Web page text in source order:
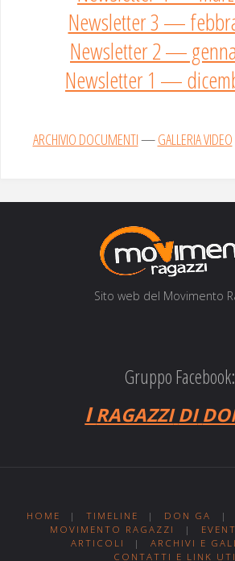
Newsletter 3 —
Newsletter 2 —
Newsletter 1 —
ARCHIVIO DOCUMENTI—GALLERIA VIDEO
Sito web del Movi­men­to
Gruppo Facebook:
IRAGAZZI DI
HOME | TIMELINE | DON GA |
MOVIMENTO RAGAZZI
|
ARTICOLI
| ARCHIVI E
CONTATTI E LINK